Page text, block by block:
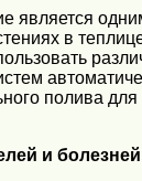
является
в
полива для
и болезней